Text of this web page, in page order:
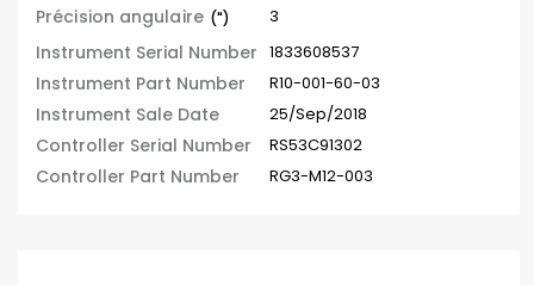
Précision angulaire (") 3
Instrument Serial Number 1833608537
Instrument Part Number R10-001-60-03
Instrument Sale Date 25/Sep/2018
Controller Serial Number RS53C91302
Controller Part Number RG3-M12-003